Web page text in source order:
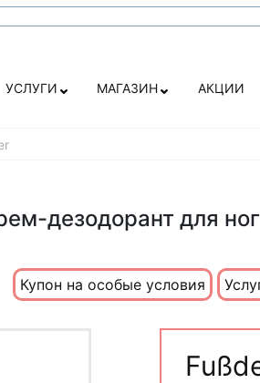
УСЛУГИ МАГАЗИН АКЦИИ
дезодорант для
Купон на особые условия